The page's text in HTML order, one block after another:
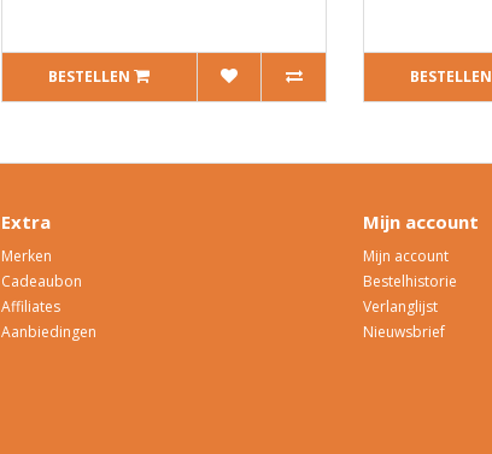
BESTELLEN BESTELLEN
Extra
Merken
Cadeaubon
Affiliates
Aanbiedingen
Mijn account
Mijn account
Bestelhistorie
Verlanglijst
Nieuwsbrief